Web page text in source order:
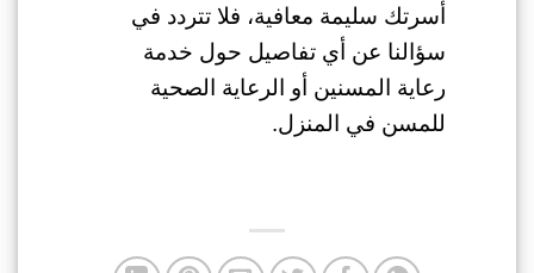
أسرتك سليمة معافية، فلا تتردد في
سؤالنا عن أي تفاصيل حول خدمة
رعاية المسنين أو الرعاية الصحية
للمسن في المنزل.